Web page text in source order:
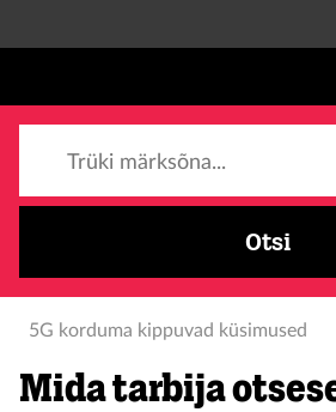
Otsi
5G korduma kippuvad küsimused
Mida tarbija